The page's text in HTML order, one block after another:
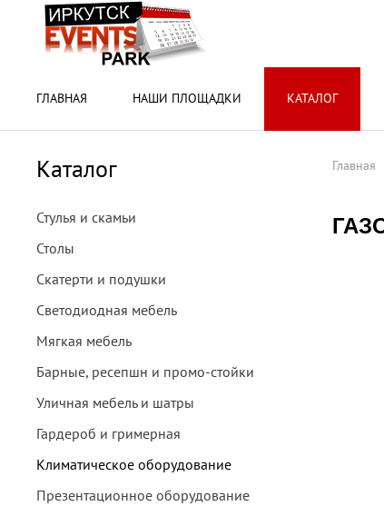
ГЛАВНАЯ НАШИ ПЛОЩАДКИ КАТАЛОГ
Главная
Каталог
Стулья и скамьи
Столы
Скатерти и подушки
Светодиодная мебель
Мягкая мебель
Барные, ресепшн и промо-стойки
Уличная мебель и шатры
Гардероб и гримерная
Климатическое оборудование
Презентационное оборудование